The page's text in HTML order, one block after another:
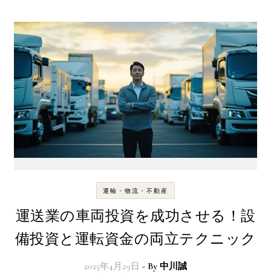
運輸・物流・不動産
運送業の車両投資を成功させる！設
備投資と運転資金の両立テクニック
2025年4月29日 - By 中川誠